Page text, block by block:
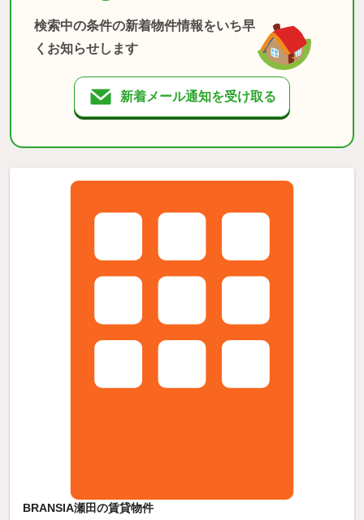
検索中の条件の新着物件情報をいち早
くお知らせします
新着メール通知を受け取る
BRANSIA瀬田の賃貸物件